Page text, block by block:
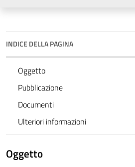
INDICE DELLA PAGINA
Oggetto
Pubblicazione
Documenti
Ulteriori informazioni
Oggetto